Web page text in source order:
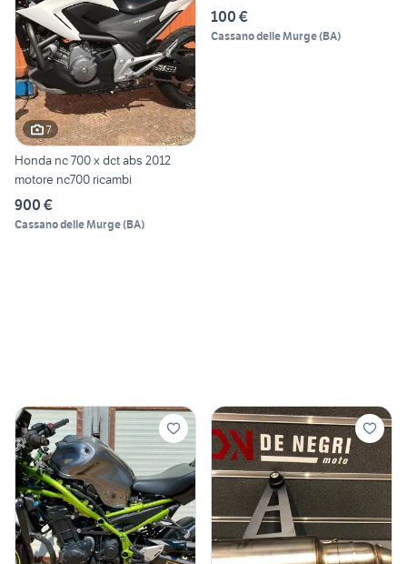
7
Honda nc 700 x dct abs 2012
motore nc700 ricambi
900 €
Cassano delle Murge(BA)
100 €
Cassano delle Murge(BA)